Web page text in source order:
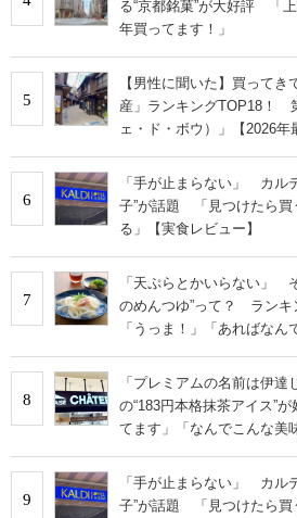
る“京都銘菓”が大好評 「
年買ってます！」
5
【男性に聞いた】買って
産」ランキングTOP18！
ェ・ド・ボウ）」【2026年
6
「手が止まらない」 カル
子”が話題 「見つけたら買
る」【実食レビュー】
7
「天ぷらとかいらない」
のめんつゆ”って？ ランキ
「うっま！」「あればなん
8
「プレミアムの名前は伊
の“183円本格抹茶アイス”
てます」「なんでこんな美
9
「手が止まらない」 カル
子”が話題 「見つけたら買